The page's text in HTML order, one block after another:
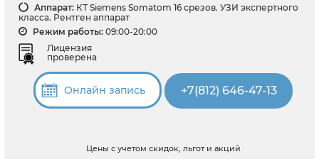
Аппарат: КТ Siemens Somatom 16 срезов. УЗИ экспертного
класса. Рентген аппарат
Режим работы: 09:00-20:00
Лицензия
проверена
Онлайн запись +7(812) 646-47-13
Цены с учетом скидок, льгот и акций